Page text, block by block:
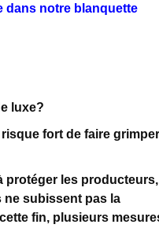
dans notre blanquette
luxe?
risque fort de faire grimper
protéger les producteurs,
ne subissent pas la
fin, plusieurs